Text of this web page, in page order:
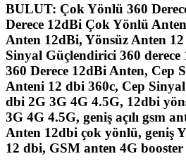
BULUT: Çok Yönlü 360
Derece 12dBi Çok Yönlü
Anten 12dBi, Yönsüz Anten 12
Sinyal Güçlendirici 360
360 Derece 12dBi Anten, Cep
Anteni 12 dbi 360c, Cep
dbi 2G 3G 4G 4.5G, 12dbi
3G 4G 4.5G, geniş açılı gsm
Anten 12dbi çok yönlü, geniş
12 dbi, GSM anten 4G